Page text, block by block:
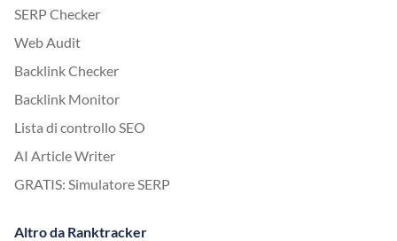
SERP Checker
Web Audit
Backlink Checker
Backlink Monitor
Lista di controllo SEO
AI Article Writer
GRATIS: Simulatore SERP
Altro da Ranktracker